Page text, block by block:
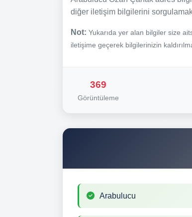
diğer iletişim bilgilerini
Not: Yukarıda yer alan bilgiler size
iletişime geçerek bilgilerinizin
369
Görüntüleme
Arabulucu